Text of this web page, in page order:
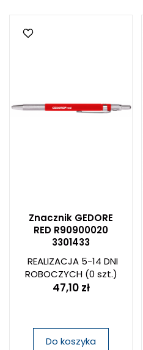
Znacznik GEDORE
RED R90900020
3301433
REALIZACJA 5-14 DNI
ROBOCZYCH(0 szt.)
47,10 zł
Do koszyka